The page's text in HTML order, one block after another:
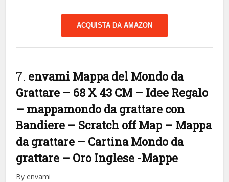
ACQUISTA DA AMAZON
7. envami Mappa del Mondo da
Grattare – 68 X 43 CM – Idee Regalo
– mappamondo da grattare con
Bandiere – Scratch off Map – Mappa
da grattare – Cartina Mondo da
grattare – Oro Inglese -Mappe
By envami